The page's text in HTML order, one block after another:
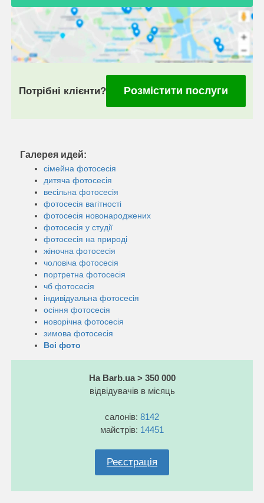
Потрібні клієнти? Розмістити послуги
Галерея идей:
сімейна фотосесія
дитяча фотосесія
весільна фотосесія
фотосесія вагітності
фотосесія новонароджених
фотосесія у студії
фотосесія на природі
жіночна фотосесія
чоловіча фотосесія
портретна фотосесія
чб фотосесія
індивідуальна фотосесія
осіння фотосесія
новорічна фотосесія
зимова фотосесія
Всі фото
На Barb.ua > 350 000
відвідувачів в місяць
салонів: 8142
майстрів: 14451
Реєстрація